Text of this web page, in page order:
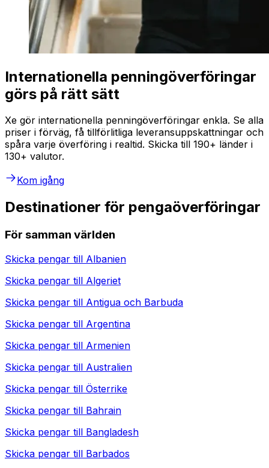
Internationella penningöverföringar
görs på rätt sätt
Xe gör internationella penningöverföringar enkla. Se alla
priser i förväg, få tillförlitliga leveransuppskattningar och
spåra varje överföring i realtid. Skicka till 190+ länder i
130+ valutor.
Kom igång
Destinationer för pengaöverföringar
För samman världen
Skicka pengar till Albanien
Skicka pengar till Algeriet
Skicka pengar till Antigua och Barbuda
Skicka pengar till Argentina
Skicka pengar till Armenien
Skicka pengar till Australien
Skicka pengar till Österrike
Skicka pengar till Bahrain
Skicka pengar till Bangladesh
Skicka pengar till Barbados